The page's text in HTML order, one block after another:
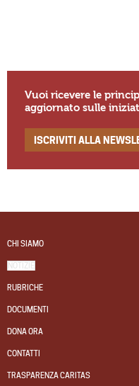
Vuoi ricevere le
aggiornato sulle
ISCRIVITI ALLA
CHI SIAMO
NOTIZIE
RUBRICHE
DOCUMENTI
DONA ORA
CONTATTI
TRASPARENZA CARITAS